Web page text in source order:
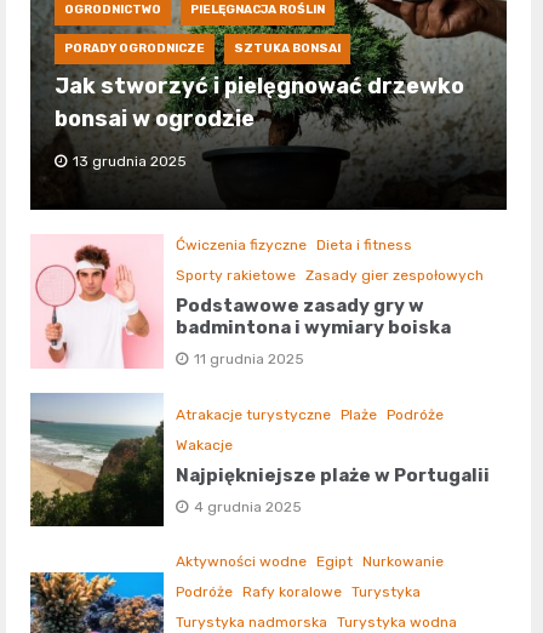
OGRODNICTWO PIELĘGNACJA ROŚLIN
PORADY OGRODNICZE SZTUKA BONSAI
Jak stworzyć i pielęgnować drzewko
bonsai w ogrodzie
13 grudnia 2025
Ćwiczenia fizyczne Dieta i fitness
Sporty rakietowe Zasady gier zespołowych
Podstawowe zasady gry w
badmintona i wymiary boiska
11 grudnia 2025
Atrakacje turystyczne Plaże Podróże
Wakacje
Najpiękniejsze plaże w Portugalii
4 grudnia 2025
Aktywności wodne Egipt Nurkowanie
Podróże Rafy koralowe Turystyka
Turystyka nadmorska
Turystyka wodna